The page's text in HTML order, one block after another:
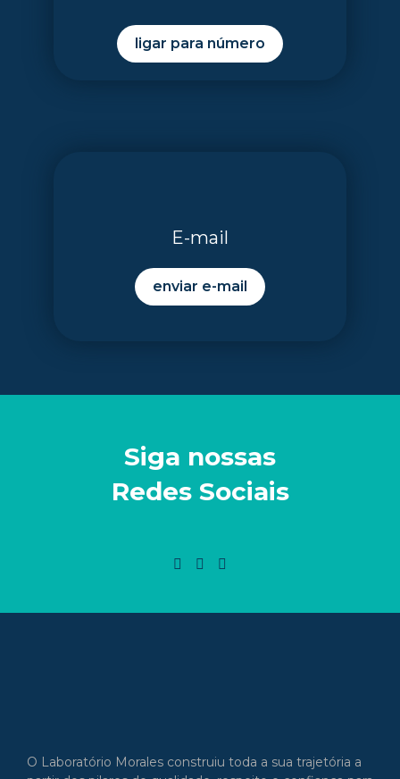
ligar para número
E-mail
enviar e-mail
Siga nossas
Redes Sociais
O Laboratório Morales construiu toda a sua trajetória a